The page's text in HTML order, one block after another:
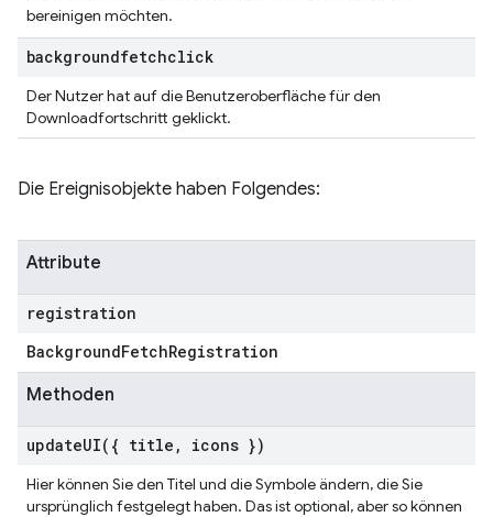
bereinigen möchten.
backgroundfetchclick
Der Nutzer hat auf die Benutzeroberfläche für den
Downloadfortschritt geklickt.
Die Ereignisobjekte haben Folgendes:
Attribute
registration
BackgroundFetchRegistration
Methoden
updateUI( { title , icons })
Hier können Sie den Titel und die Symbole ändern, die Sie
ursprünglich festgelegt haben. Das ist optional, aber so können